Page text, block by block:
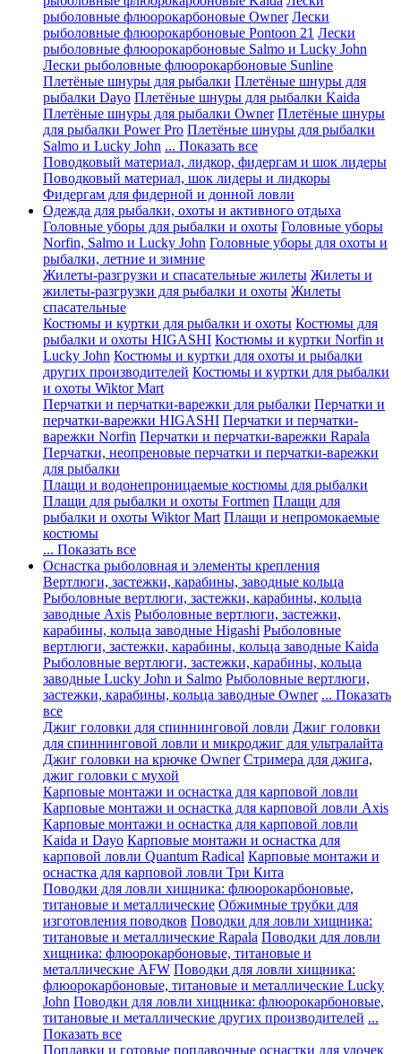
рыболовные флюорокарбоновые Owner Лески
рыболовные флюорокарбоновые Pontoon 21 Лески
рыболовные флюорокарбоновые Salmo и Lucky John
Лески рыболовные флюорокарбоновые Sunline
Плетёные шнуры для рыбалки Плетёные шнуры для
рыбалки Dayo Плетёные шнуры для рыбалки Kaida
Плетёные шнуры для рыбалки Owner Плетёные шнуры
для рыбалки Power Pro Плетёные шнуры для рыбалки
Salmo и Lucky John ... Показать все
Поводковый материал, лидкор, фидергам и шок лидеры
Поводковый материал, шок лидеры и лидкоры
Фидергам для фидерной и донной ловли
Одежда для рыбалки, охоты и активного отдыха
Головные уборы для рыбалки и охоты Головные уборы
Norfin, Salmo и Lucky John Головные уборы для охоты и
рыбалки, летние и зимние
Жилеты-разгрузки и спасательные жилеты Жилеты и
жилеты-разгрузки для рыбалки и охоты Жилеты
спасательные
Костюмы и куртки для рыбалки и охоты Костюмы для
рыбалки и охоты HIGASHI Костюмы и куртки Norfin и
Lucky John Костюмы и куртки для охоты и рыбалки
других производителей Костюмы и куртки для рыбалки
и охоты Wiktor Mart
Перчатки и перчатки-варежки для рыбалки Перчатки и
перчатки-варежки HIGASHI Перчатки и перчатки-
варежки Norfin Перчатки и перчатки-варежки Rapala
Перчатки, неопреновые перчатки и перчатки-варежки
для рыбалки
Плащи и водонепроницаемые костюмы для рыбалки
Плащи для рыбалки и охоты Fortmen Плащи для
рыбалки и охоты Wiktor Mart Плащи и непромокаемые
костюмы
... Показать все
Оснастка рыболовная и элементы крепления
Вертлюги, застежки, карабины, заводные кольца
Рыболовные вертлюги, застежки, карабины, кольца
заводные Axis Рыболовные вертлюги, застежки,
карабины, кольца заводные Higashi Рыболовные
вертлюги, застежки, карабины, кольца заводные Kaida
Рыболовные вертлюги, застежки, карабины, кольца
заводные Lucky John и Salmo Рыболовные вертлюги,
застежки, карабины, кольца заводные Owner ... Показать
все
Джиг головки для спиннинговой ловли Джиг головки
для спиннинговой ловли и микроджиг для ультралайта
Джиг головки на крючке Owner Стримера для джига,
джиг головки с мухой
Карповые монтажи и оснастка для карповой ловли
Карповые монтажи и оснастка для карповой ловли Axis
Карповые монтажи и оснастка для карповой ловли
Kaida и Dayo Карповые монтажи и оснастка для
карповой ловли Quantum Radical Карповые монтажи и
оснастка для карповой ловли Три Кита
Поводки для ловли хищника: флюорокарбоновые,
титановые и металлические Обжимные трубки для
изготовления поводков Поводки для ловли хищника:
титановые и металлические Rapala Поводки для ловли
хищника: флюорокарбоновые, титановые и
металлические AFW Поводки для ловли хищника:
флюорокарбоновые, титановые и металлические Lucky
John Поводки для ловли хищника: флюорокарбоновые,
титановые и металлические других производителей ...
Показать все
Поплавки и готовые поплавочные оснастки для удочек